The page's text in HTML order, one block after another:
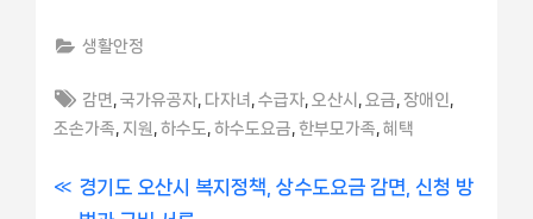
생활안정
Tags:
감면 ,국가유공자 다자녀 ,수급자 오산시 요금 ,장애인
조손가족 지원 하수도 하수도요금 한부모가족 혜택
글P
경기도 오산시 복지정책, 상수도요금 감면, 신청 방